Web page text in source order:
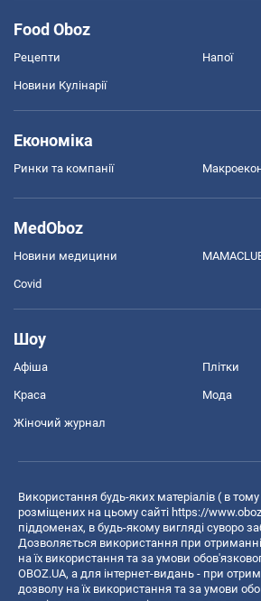
Food Oboz
Рецепти Напої
Новини Кулінарії
Економіка
Ринки та компанії
MedOboz
Новини медицини
Covid
Шоу
Афіша Плітки
Краса Мода
Жіночий журнал
Використання будь-яких матеріалів ( в тому
розміщених на цьому сайті https://
піддоменах, в будь-якому вигляді суворо
Дозволяється використання при
на їх використання та за умови
OBOZ.UA, а для інтернет-видань - при
дозволу на їх використання та за умови